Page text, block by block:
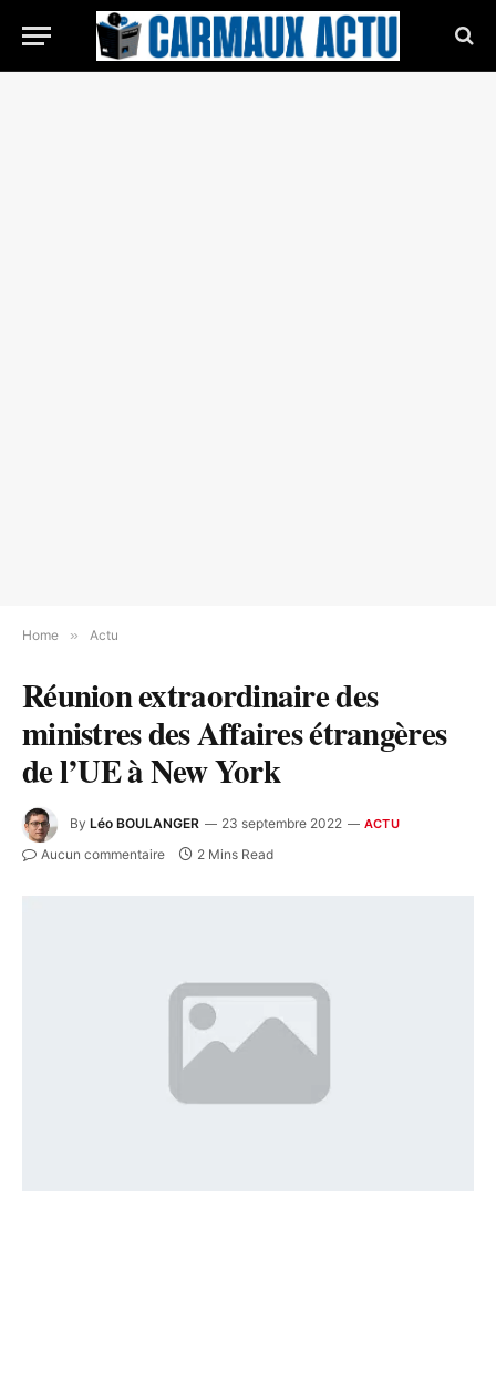
Home » Actu
Réunion extraordinaire des
ministres des Affaires étrangères
de l’UE à New York
By Léo BOULANGER 23 septembre 2022 ACTU
Aucun commentaire 2 Mins Read